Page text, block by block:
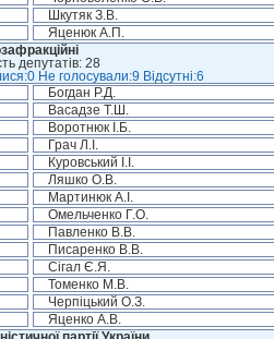
Шкутяк З.В.
Яценюк А.П.
депутатів: 28
Не голосували:9 Відсутні:6
Богдан Р.Д.
Васадзе Т.Ш.
Воротнюк І.Б.
Грач Л.І.
Куровський І.І.
Ляшко О.В.
Мартинюк А.І.
Омельченко Г.О.
Павленко В.В.
Писаренко В.В.
Сігал Є.Я.
Томенко М.В.
Черпіцький О.З.
Яценко А.В.